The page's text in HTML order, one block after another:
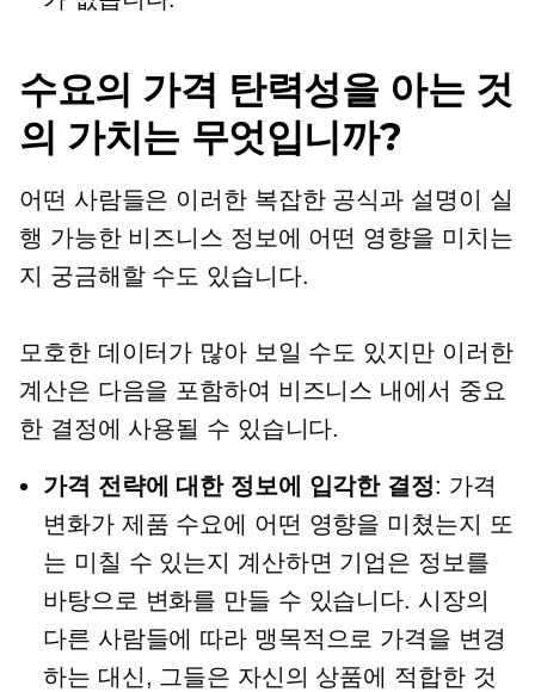
수요의 가격 탄력성을 아는 것
의 가치는 무엇입니까?
어떤 사람들은 이러한 복잡한 공식과 설명이 실
행 가능한 비즈니스 정보에 어떤 영향을 미치는
지 궁금해할 수도 있습니다.
모호한 데이터가 많아 보일 수도 있지만 이러한
계산은 다음을 포함하여 비즈니스 내에서 중요
한 결정에 사용될 수 있습니다.
가격 전략에 대한 정보에 입각한 결정: 가격
변화가 제품 수요에 어떤 영향을 미쳤는지 또
는 미칠 수 있는지 계산하면 기업은 정보를
바탕으로 변화를 만들 수 있습니다. 시장의
다른 사람들에 따라 맹목적으로 가격을 변경
하는 대신, 그들은 자신의 상품에 적합한 것